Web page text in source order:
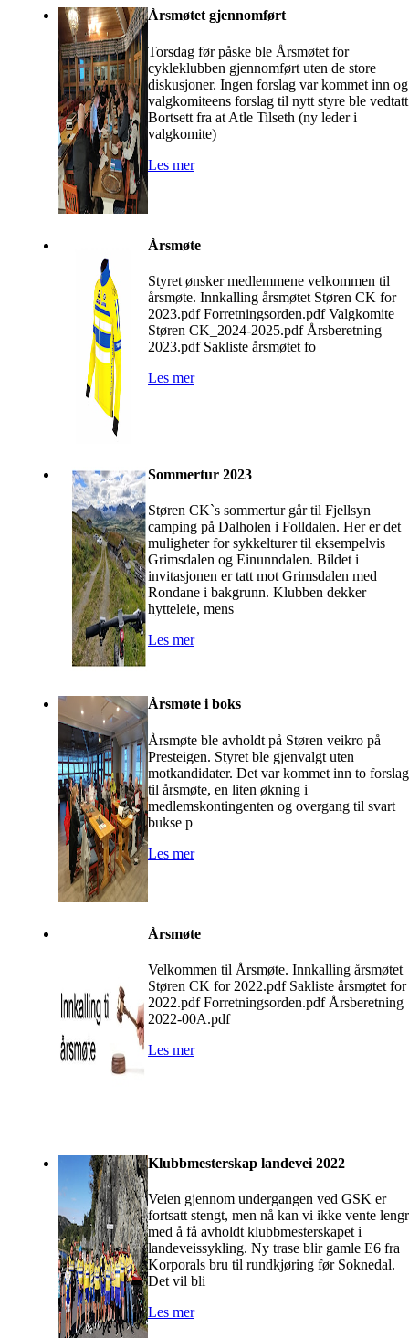
Årsmøtet gjennomført
Torsdag før påske ble Årsmøtet for
cykleklubben gjennomført uten de store
diskusjoner. Ingen forslag var kommet inn og
valgkomiteens forslag til nytt styre ble
Bortsett fra at Atle Tilseth (ny leder i
valgkomite)
Les mer
Årsmøte
Styret ønsker medlemmene velkommen til
årsmøte. Innkalling årsmøtet Støren CK for
2023.pdf Forretningsorden.pdf Valgkomite
Støren CK_2024-2025.pdf Årsberetning
2023.pdf Sakliste årsmøtet fo
Les mer
Sommertur 2023
Støren CK`s sommertur går til Fjellsyn
camping på Dalholen i Folldalen. Her er det
muligheter for sykkelturer til eksempelvis
Grimsdalen og Einunndalen. Bildet i
invitasjonen er tatt mot Grimsdalen med
Rondane i bakgrunn. Klubben dekker
hytteleie, mens
Les mer
Årsmøte i boks
Årsmøte ble avholdt på Støren veikro på
Presteigen. Styret ble gjenvalgt uten
motkandidater. Det var kommet inn to forslag
til årsmøte, en liten økning i
medlemskontingenten og overgang til svart
bukse p
Les mer
Årsmøte
Velkommen til Årsmøte. Innkalling årsmøtet
Støren CK for 2022.pdf Sakliste årsmøtet for
2022.pdf Forretningsorden.pdf Årsberetning
2022-00A.pdf
Les mer
Klubbmesterskap landevei 2022
Veien gjennom undergangen ved GSK er
fortsatt stengt, men nå kan vi ikke vente
med å få avholdt klubbmesterskapet i
landeveissykling. Ny trase blir gamle E6 fra
Korporals bru til rundkjøring før Soknedal.
Det vil bli
Les mer